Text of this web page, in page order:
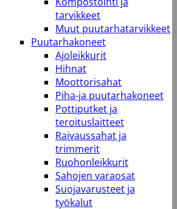
tarvikkeet
Muut puutarhatarvikkeet
Puutarhakoneet
Ajoleikkurit
Hihnat
Moottorisahat
Piha-ja puutarhakoneet
Pottiputket ja
teroituslaitteet
Raivaussahat ja
trimmerit
Ruohonleikkurit
Sahojen varaosat
Suojavarusteet ja
työkalut